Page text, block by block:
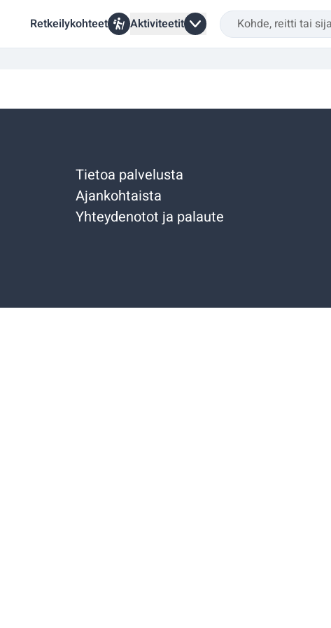
Retkeilykohteet Aktiviteetit
Tietoa palvelusta
Ajankohtaista
Yhteydenotot ja palaute